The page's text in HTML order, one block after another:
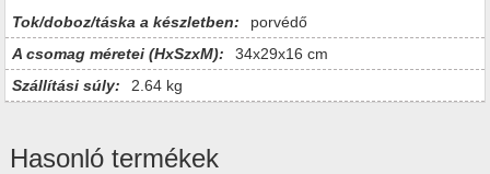
Tok/doboz/táska a készletben:
porvédő
A csomag méretei (HxSzxM):
34x29x16 cm
Szállítási súly:
2.64 kg
Hasonló termékek